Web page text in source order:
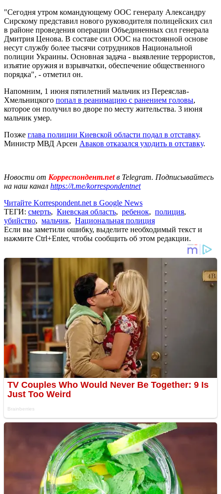
"Сегодня утром командующему ООС генералу Александру
Сирскому представил нового руководителя полицейских сил
в районе проведения операции Объединенных сил генерала
Дмитрия Ценова. В составе сил ООС на постоянной основе
несут службу более тысячи сотрудников Национальной
полиции Украины. Основная задача - выявление террористов,
изъятие оружия и взрывчатки, обеспечение общественного
порядка", - отметил он.
Напомним, 1 июня пятилетний мальчик из Переяслав-
Хмельницкого попал в реанимацию с ранением головы,
которое он получил во дворе по месту жительства. 3 июня
мальчик умер.
Позже глава полиции Киевской области подал в отставку.
Министр МВД Арсен Аваков отказался уходить в отставку.
Новости от Корреспондент.netв Telegram. Подписывайтесь
на наш канал https://t.me/korrespondentnet
Читайте Korrespondent.net в Google News
ТЕГИ: смерть, Киевская область, ребенок, полиция,
убийство, мальчик, Национальная полиция
Если вы заметили ошибку, выделите необходимый текст и
нажмите Ctrl+Enter, чтобы сообщить об этом редакции.